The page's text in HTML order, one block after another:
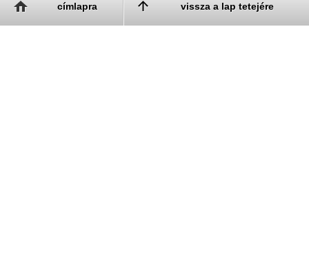
címlapra vissza a lap tetejére